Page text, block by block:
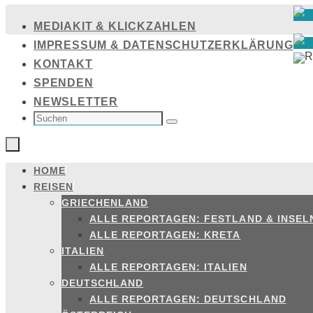
Inhalt
springen
MEDIAKIT & KLICKZAHLEN
IMPRESSUM & DATENSCHUTZERKLÄRUNG
KONTAKT
SPENDEN
NEWSLETTER
SUCHEN
NACH: Suchen
Zum
Inhalt
springen
HOME
REISEN
GRIECHENLAND
ALLE REPORTAGEN: FESTLAND &
ALLE REPORTAGEN: KRETA
ITALIEN
ALLE REPORTAGEN: ITALIEN
DEUTSCHLAND
ALLE REPORTAGEN: DEUTSCHLAND